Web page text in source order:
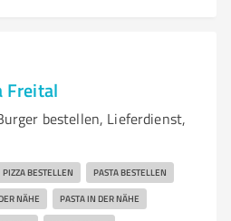
Freital
bestellen, Lieferdienst,
PIZZA BESTELLEN PASTA BESTELLEN
NÄHE PASTA IN DER NÄHE